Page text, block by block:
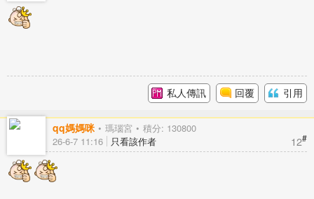
私人傳訊 回覆 引用
qq媽媽咪 瑪瑙宮 積分: 130800
12#
26-6-7 11:16 只看該作者